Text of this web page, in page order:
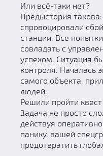
Или всё-таки нет?
Предыстория
спровоцировали
станции. Все
совладать с
успехом. Ситуация
контроля. Началась
самого объекта,
людей.
Решили пройти
Задача не просто
действуя
панику, вашей
предотвратить